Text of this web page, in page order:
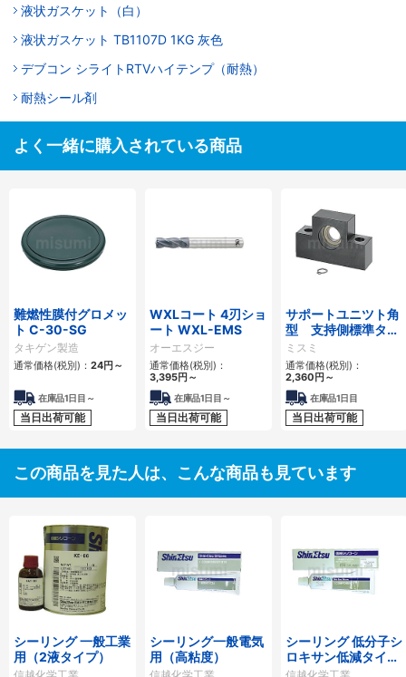
液状ガスケット（白）
液状ガスケット TB1107D 1KG 灰色
デブコン シライトRTVハイテンプ（耐熱）
耐熱シール剤
よく一緒に購入されている商品
難燃性膜付グロメッ
ト C-30-SG
タキゲン製造
通常価格(税別)： 24円～
在庫品1日目～
当日出荷可能
WXLコート 4刃ショ
ート WXL-EMS
オーエスジー
通常価格(税別)：
3,395円～
在庫品1日目～
当日出荷可能
サポートユニツト角
型 支持側標準タイ
プ
ミスミ
通常価格(税別)：
2,360円～
在庫品1日目
当日出荷可能
この商品を見た人は、こんな商品も見ています
シーリング 一般工業
用（2液タイプ）
シーリング一般電気
用（高粘度）
シーリング 低分子シ
ロキサン低減タイプ
（難燃用）